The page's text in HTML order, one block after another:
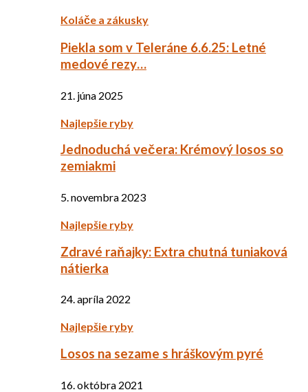
Koláče a zákusky
Piekla som v Teleráne 6.6.25: Letné
medové rezy…
21. júna 2025
Najlepšie ryby
Jednoduchá večera: Krémový losos so
zemiakmi
5. novembra 2023
Najlepšie ryby
Zdravé raňajky: Extra chutná tuniaková
nátierka
24. apríla 2022
Najlepšie ryby
Losos na sezame s hráškovým pyré
16. októbra 2021